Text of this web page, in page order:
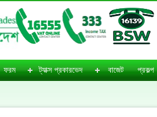
ফরম ট্যাক্স প্রকারভেদ বাজেট প্রকল্প